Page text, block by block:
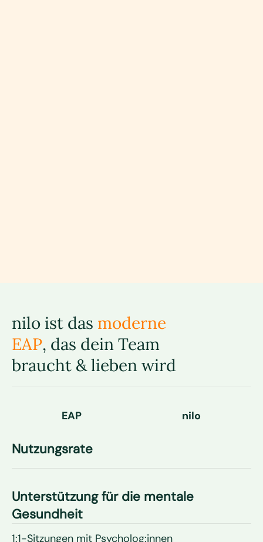
nilo ist das moderne
EAP, das dein Team
braucht & lieben wird
EAP nilo
Nutzungsrate
Unterstützung für die mentale
Gesundheit
1:1-Sitzungen mit Psycholog:innen